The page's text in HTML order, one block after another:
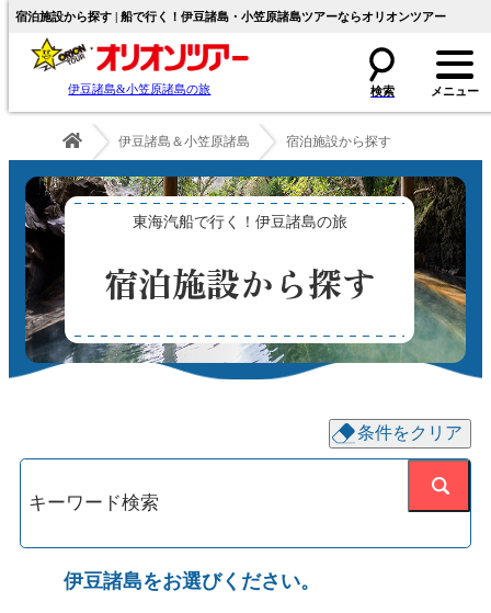
宿泊施設から探す | 船で行く！伊豆諸島・小笠原諸島ツアーならオリオンツアー
伊豆諸島&小笠原諸島の旅
伊豆諸島＆小笠原諸島 宿泊施設から探す
東海汽船で行く！伊豆諸島の旅
宿泊施設から探す
条件をクリア
伊豆諸島をお選びください。